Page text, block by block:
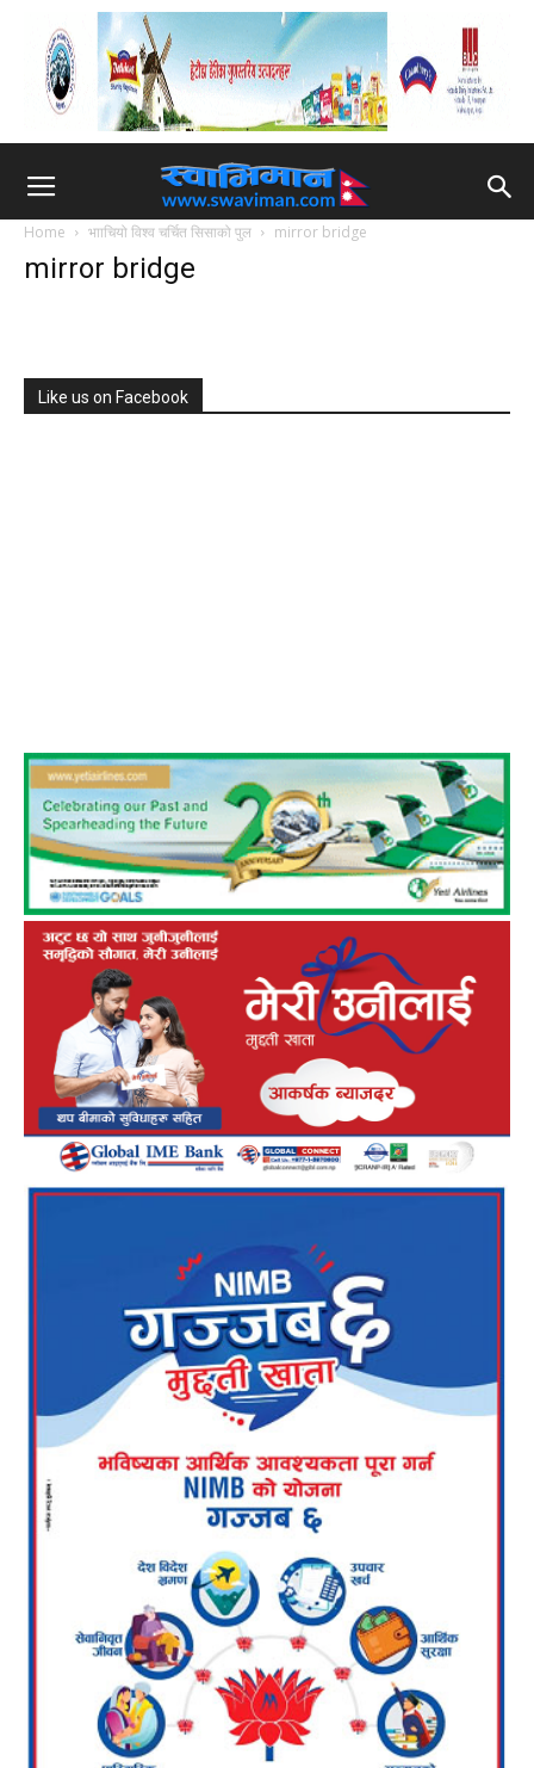
Home भााचियो विश्व चर्चित सिसाको पुल mirror bridge
mirror bridge
Like us on Facebook